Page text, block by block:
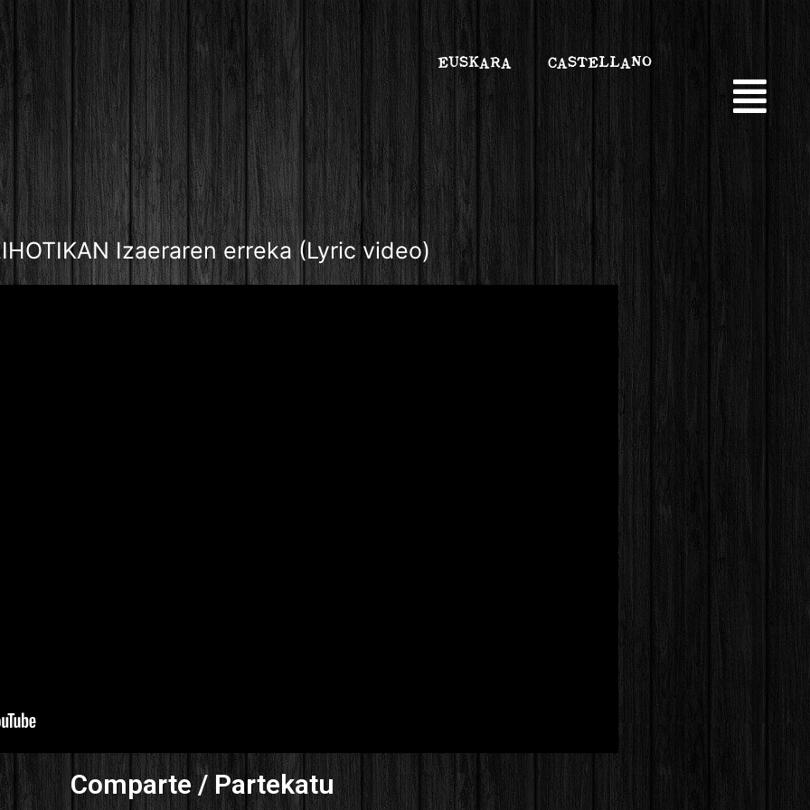
EUSKARA CASTELLANO
Izaeraren erreka (Lyric video)
Comparte / Partekatu